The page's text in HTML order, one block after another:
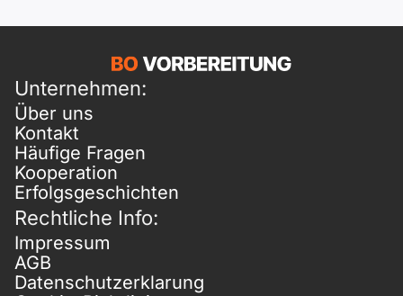
Unternehmen:
Über uns
Kontakt
Häufige Fragen
Kooperation
Erfolgsgeschichten
Rechtliche Info:
Impressum
AGB
Datenschutzerklarung